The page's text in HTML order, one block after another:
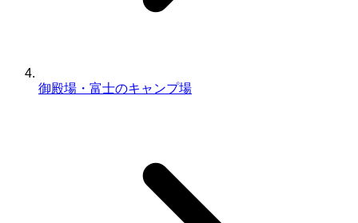
御殿場・富士のキャンプ場